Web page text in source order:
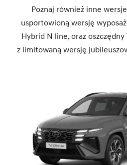
Poznaj również inne
usportowioną wersję
Hybrid N line, oraz
z limitowaną wersję